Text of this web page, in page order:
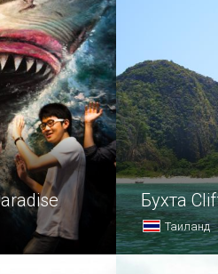
Бухта
Таиланд